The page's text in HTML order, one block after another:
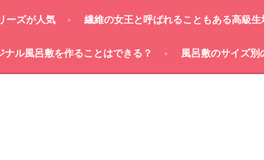
ーズが人気 繊維の女王と呼ばれることもある高級生
ナル風呂敷を作ることはできる？ 風呂敷のサイズ別